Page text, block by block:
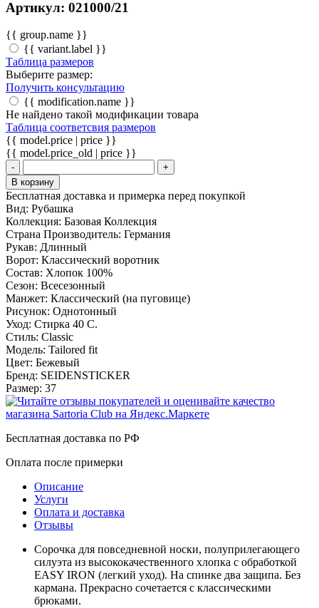
Артикул: 021000/21
{{ group.name }}
{{ variant.label }}
Таблица размеров
Выберите размер:
Получить консультацию
{{ modification.name }}
Не найдено такой модификации товара
Таблица соответсвия размеров
{{ model.price | price }}
{{ model.price_old | price }}
-
+
В корзину
Бесплатная доставка и примерка перед покупкой
Вид: Рубашка
Коллекция: Базовая Коллекция
Страна Производитель: Германия
Рукав: Длинный
Ворот: Классический воротник
Состав: Хлопок 100%
Сезон: Всесезонный
Манжет: Классический (на пуговице)
Рисунок: Однотонный
Уход: Стирка 40 С.
Стиль: Classic
Модель: Tailored fit
Цвет: Бежевый
Бренд: SEIDENSTICKER
Размер: 37
Бесплатная доставка по РФ
Оплата после примерки
Описание
Услуги
Оплата и доставка
Отзывы
Сорочка для повседневной носки, полуприлегающего
силуэта из высококачественного хлопка с обработкой
EASY IRON (легкий уход). На спинке два защипа. Без
кармана. Прекрасно сочетается с классическими
брюками.